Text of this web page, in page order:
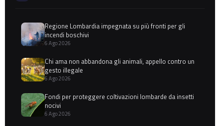
Regione Lombardia impegnata su più fronti per gli
incendi boschivi
6 Ago 2026
Chi ama non abbandona gli animali, appello contro un
gesto illegale
6 Ago 2026
Fondi per proteggere coltivazioni lombarde da insetti
nocivi
6 Ago 2026